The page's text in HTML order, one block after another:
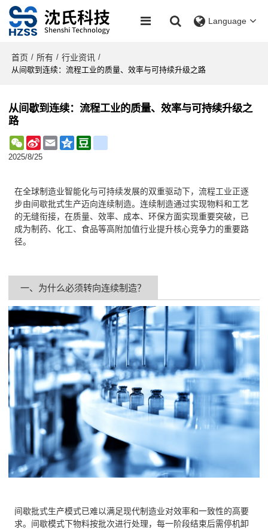
Language
首页 / 所有 / 行业资讯 /
从间歇到连续：流程工业的质量、效率与可持续升级之路
从间歇到连续：流程工业的质量、效率与可持续升级之
路
WeChat
Sina
Weibo
Email Qzone
2025/8/25
在全球制造业智能化与可持续发展的双重驱动下，流程工业正逐
步由间歇批式生产迈向连续制造。连续制造通过实现物料和工艺
的无缝衔接，在质量、效率、成本、环保方面实现重要突破，已
成为制药、化工、食品等高附加值行业提升核心竞争力的重要路
径。
一、为什么必须转向连续制造？
间歇批式生产模式已难以满足现代制造业对效率和一致性的高要
求。间歇模式下物料按批次进行处理，每一阶段结束后需停机卸